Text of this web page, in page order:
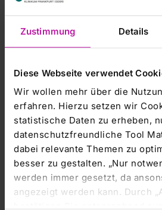
Zustimmung Details
Diese Webseite verwendet
Wir wollen mehr über die
erfahren. Hierzu setzen wir
statistische Daten zu erheben,
datenschutzfreundliche Tool
dabei relevante Themen zu
besser zu gestalten. „Nur
werden immer gesetzt, da
angezeigt werden kann. Durch
Die Besuchszeiten auf der
15:00-18:00 Uhr.
In Einzelfällen sind nach
Stationsteam auch Besuche
festen Besuchszeiten möglich.
Wir bitten darum, dass pro
zwei Angehörige gleichzeitig
betreten. Trotz Besuchszeiten
diesen Bereichen immer wieder